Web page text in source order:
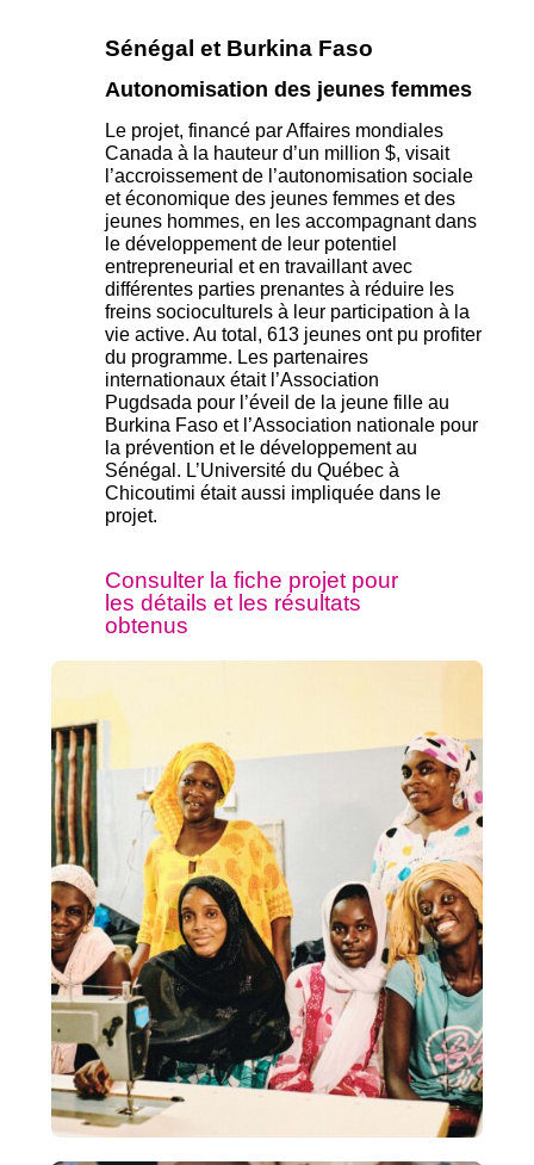
Sénégal et Burkina Faso
Autonomisation des jeunes femmes
Le projet, financé par Affaires mondiales
Canada à la hauteur d’un million $, visait
l’accroissement de l’autonomisation sociale
et économique des jeunes femmes et des
jeunes hommes, en les accompagnant dans
le développement de leur potentiel
entrepreneurial et en travaillant avec
différentes parties prenantes à réduire les
freins socioculturels à leur participation à la
vie active. Au total, 613 jeunes ont pu profiter
du programme. Les partenaires
internationaux était l’Association
Pugdsada pour l’éveil de la jeune fille au
Burkina Faso et l’Association nationale pour
la prévention et le développement au
Sénégal. L’Université du Québec à
Chicoutimi était aussi impliquée dans le
projet.
Consulter la fiche projet pour
les détails et les résultats
obtenus